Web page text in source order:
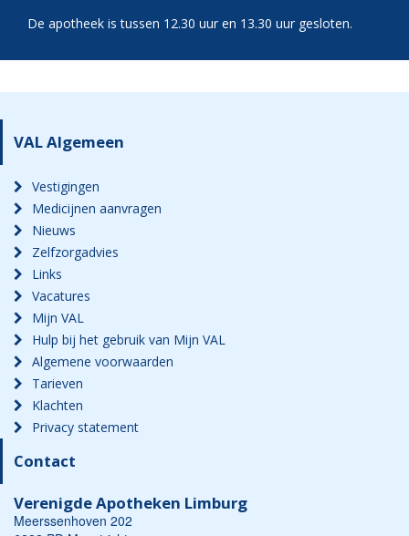
De apotheek is tussen 12.30 uur en 13.30 uur gesloten.
VAL Algemeen
Vestigingen
Medicijnen aanvragen
Nieuws
Zelfzorgadvies
Links
Vacatures
Mijn VAL
Hulp bij het gebruik van Mijn VAL
Algemene voorwaarden
Tarieven
Klachten
Privacy statement
Contact
Verenigde Apotheken Limburg
Meerssenhoven 202